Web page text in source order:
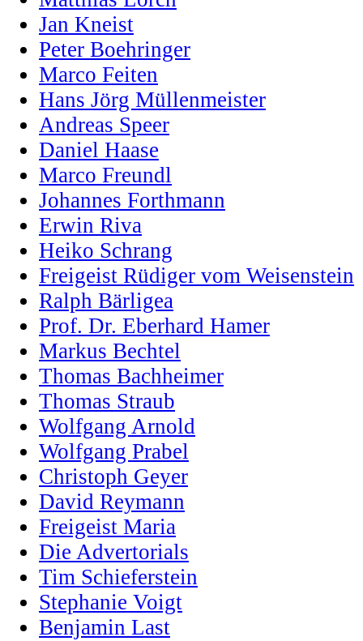
Jan Kneist
Peter Boehringer
Marco Feiten
Hans Jörg Müllenmeister
Andreas Speer
Daniel Haase
Marco Freundl
Johannes Forthmann
Erwin Riva
Heiko Schrang
Freigeist Rüdiger vom Weisenstein
Ralph Bärligea
Prof. Dr. Eberhard Hamer
Markus Bechtel
Thomas Bachheimer
Thomas Straub
Wolfgang Arnold
Wolfgang Prabel
Christoph Geyer
David Reymann
Freigeist Maria
Die Advertorials
Tim Schieferstein
Stephanie Voigt
Benjamin Last